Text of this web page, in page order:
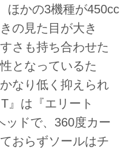
ほかの3機種が450cc
の見た目が大き
さも持ち合わせた
となっているた
なり低く抑えられ
』は『エリート
ッドで、360度カー
おらずソールはチ